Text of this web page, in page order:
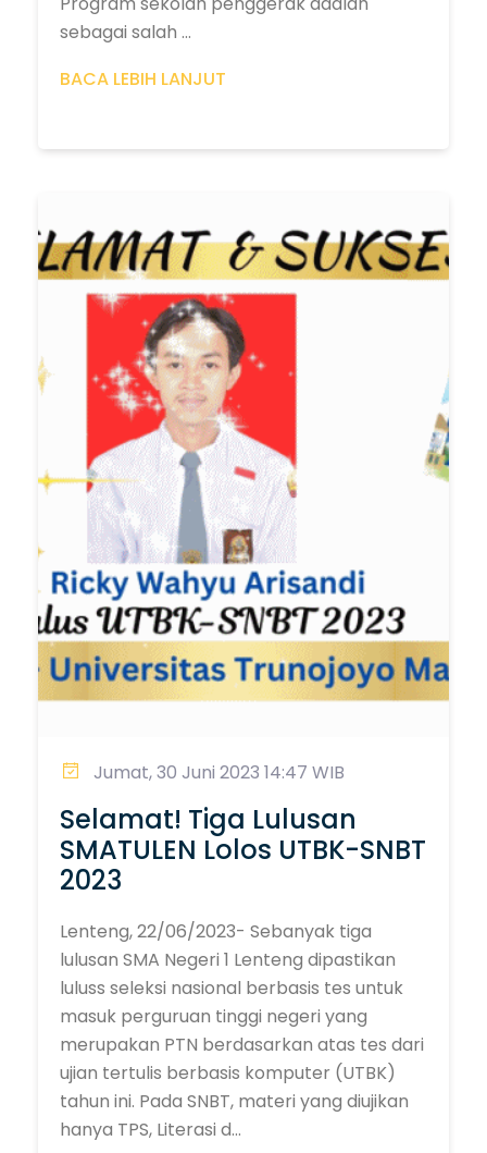
sebagai salah ...
BACA LEBIH LANJUT
Jumat, 30 Juni 2023 14:47 WIB
Selamat! Tiga Lulusan
SMATULEN Lolos UTBK-SNBT
2023
Lenteng, 22/06/2023- Sebanyak tiga
lulusan SMA Negeri 1 Lenteng dipastikan
luluss seleksi nasional berbasis tes untuk
masuk perguruan tinggi negeri yang
merupakan PTN berdasarkan atas tes dari
ujian tertulis berbasis komputer (UTBK)
tahun ini. Pada SNBT, materi yang diujikan
hanya TPS, Literasi d...